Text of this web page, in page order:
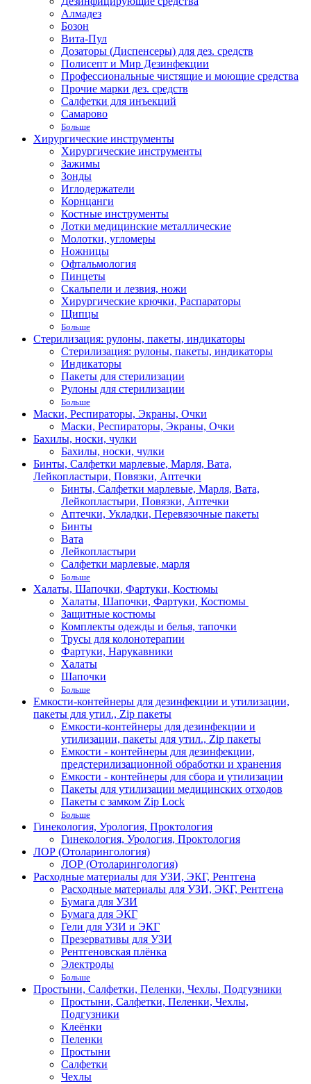
Алмадез
Бозон
Вита-Пул
Дозаторы (Диспенсеры) для дез. средств
Полисепт и Мир Дезинфекции
Профессиональные чистящие и моющие средства
Прочие марки дез. средств
Салфетки для инъекций
Самарово
Больше
Хирургические инструменты
Хирургические инструменты
Зажимы
Зонды
Иглодержатели
Корнцанги
Костные инструменты
Лотки медицинские металлические
Молотки, угломеры
Ножницы
Офтальмология
Пинцеты
Скальпели и лезвия, ножи
Хирургические крючки, Распараторы
Щипцы
Больше
Стерилизация: рулоны, пакеты, индикаторы
Стерилизация: рулоны, пакеты, индикаторы
Индикаторы
Пакеты для стерилизации
Рулоны для стерилизации
Больше
Маски, Респираторы, Экраны, Очки
Маски, Респираторы, Экраны, Очки
Бахилы, носки, чулки
Бахилы, носки, чулки
Бинты, Салфетки марлевые, Марля, Вата,
Лейкопластыри, Повязки, Аптечки
Бинты, Салфетки марлевые, Марля, Вата,
Лейкопластыри, Повязки, Аптечки
Аптечки, Укладки, Перевязочные пакеты
Бинты
Вата
Лейкопластыри
Салфетки марлевые, марля
Больше
Халаты, Шапочки, Фартуки, Костюмы
Халаты, Шапочки, Фартуки, Костюмы
Защитные костюмы
Комплекты одежды и белья, тапочки
Трусы для колонотерапии
Фартуки, Нарукавники
Халаты
Шапочки
Больше
Емкости-контейнеры для дезинфекции и утилизации,
пакеты для утил., Zip пакеты
Емкости-контейнеры для дезинфекции и
утилизации, пакеты для утил., Zip пакеты
Емкости - контейнеры для дезинфекции,
предстерилизационной обработки и хранения
Емкости - контейнеры для сбора и утилизации
Пакеты для утилизации медицинских отходов
Пакеты с замком Zip Lock
Больше
Гинекология, Урология, Проктология
Гинекология, Урология, Проктология
ЛОР (Отоларингология)
ЛОР (Отоларингология)
Расходные материалы для УЗИ, ЭКГ, Рентгена
Расходные материалы для УЗИ, ЭКГ, Рентгена
Бумага для УЗИ
Бумага для ЭКГ
Гели для УЗИ и ЭКГ
Презервативы для УЗИ
Рентгеновская плёнка
Электроды
Больше
Простыни, Салфетки, Пеленки, Чехлы, Подгузники
Простыни, Салфетки, Пеленки, Чехлы,
Подгузники
Клеёнки
Пеленки
Простыни
Салфетки
Чехлы